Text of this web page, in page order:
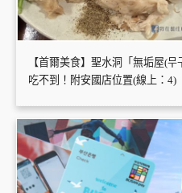
【首爾美食】聖水洞「無垢屋(
吃不到！附安國店位置(線上：4)